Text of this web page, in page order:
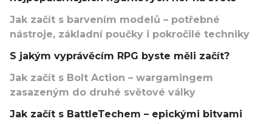
Jak začít s barvením modelů – potřebné
nástroje, základní poučky i pokročilé techniky
S jakým vyprávěcím RPG byste měli začít?
Jak začít s Bolt Action – wargamingem
zasazeným do druhé světové války
Jak začít s BattleTechem – epickými bitvami